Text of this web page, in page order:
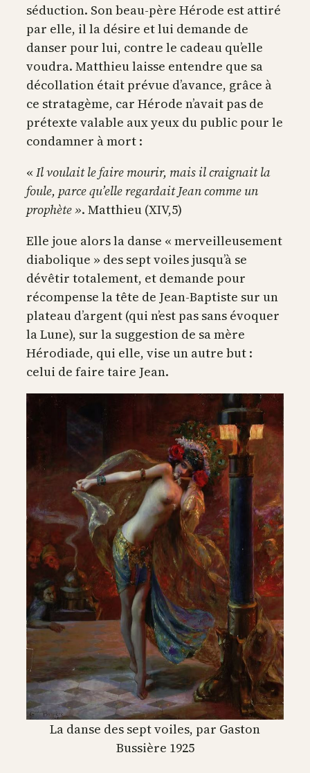
séduction. Son beau-père Hérode est attiré
par elle, il la désire et lui demande de
danser pour lui, contre le cadeau qu’elle
voudra. Matthieu laisse entendre que sa
décollation était prévue d’avance, grâce à
ce stratagème, car Hérode n’avait pas de
prétexte valable aux yeux du public pour le
condamner à mort :
« Il voulait le faire mourir, mais il craignait la
foule, parce qu’elle regardait Jean comme un
prophète ». Matthieu (XIV,5)
Elle joue alors la danse « merveilleusement
diabolique » des sept voiles jusqu’à se
dévêtir totalement, et demande pour
récompense la tête de Jean-Baptiste sur un
plateau d’argent (qui n’est pas sans évoquer
la Lune), sur la suggestion de sa mère
Hérodiade, qui elle, vise un autre but :
celui de faire taire Jean.
La danse des sept voiles, par Gaston
Bussière 1925